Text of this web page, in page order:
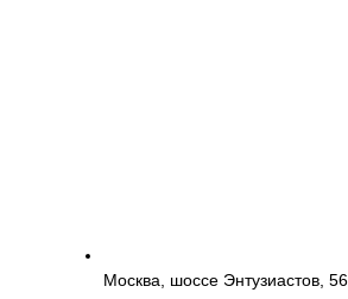
Москва, шоссе Энтузиастов,